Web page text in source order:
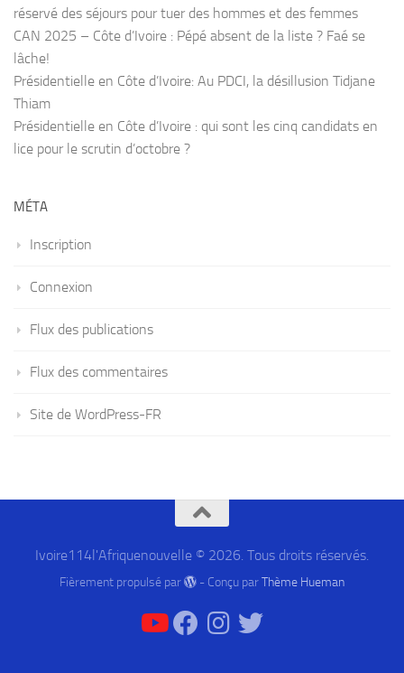
réservé des séjours pour tuer des hommes et des femmes
CAN 2025 – Côte d’Ivoire : Pépé absent de la liste ? Faé se
lâche!
Présidentielle en Côte d’Ivoire: Au PDCI, la désillusion Tidjane
Thiam
Présidentielle en Côte d’Ivoire : qui sont les cinq candidats en
lice pour le scrutin d’octobre ?
MÉTA
Inscription
Connexion
Flux des publications
Flux des commentaires
Site de WordPress-FR
Ivoire114l'Afriquenouvelle © 2026. Tous droits réservés.
Fièrement propulsé par - Conçu parThème Hueman